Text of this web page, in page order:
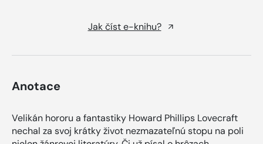
Jak číst e-knihu?
Anotace
Velikán hororu a fantastiky Howard Phillips Lovecraft
nechal za svoj krátky život nezmazateľnú stopu na poli